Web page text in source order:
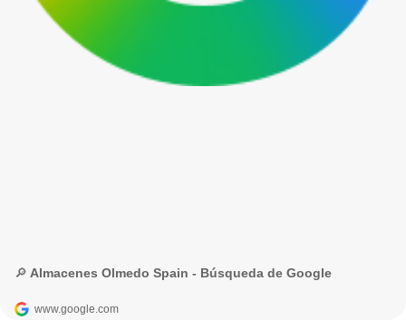
🔎 Almacenes Olmedo Spain - Búsqueda de Google
www.google.com